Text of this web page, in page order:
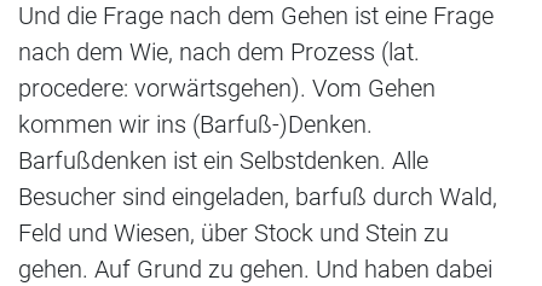
Und die Frage nach dem Gehen ist eine Frage
nach dem Wie, nach dem Prozess (lat.
procedere: vorwärtsgehen). Vom Gehen
kommen wir ins (Barfuß-)Denken.
Barfußdenken ist ein Selbstdenken. Alle
Besucher sind eingeladen, barfuß durch Wald,
Feld und Wiesen, über Stock und Stein zu
gehen. Auf Grund zu gehen. Und haben dabei